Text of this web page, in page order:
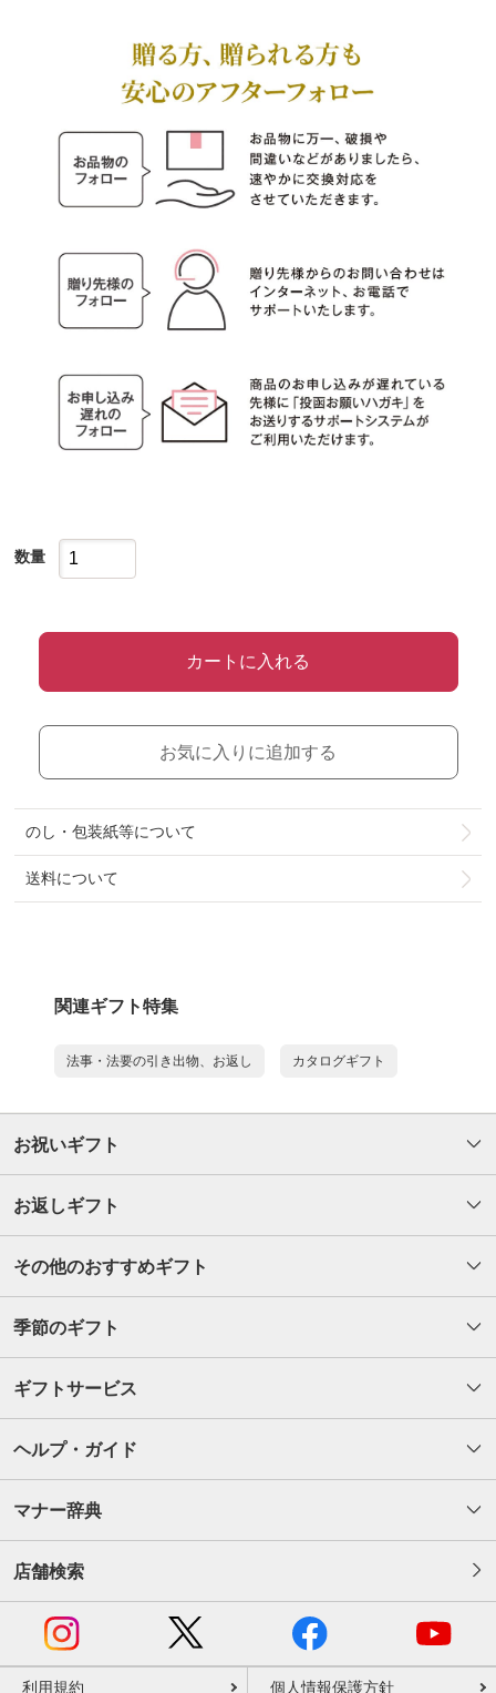
数量
カートに入れる
お気に入りに追加する
のし・包装紙等について
送料について
関連ギフト特集
法事・法要の引き出物、お返し カタログギフト
お祝いギフト
お返しギフト
その他のおすすめギフト
季節のギフト
ギフトサービス
ヘルプ・ガイド
マナー辞典
店舗検索
利用規約 個人情報保護方針